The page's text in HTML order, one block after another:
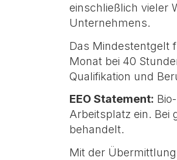
einschließlich vieler
Unternehmens.
Das Mindestentgelt
Monat bei 40
Qualifikation und
EEO Statement:
Arbeitsplatz ein. Bei
behandelt.
Mit der